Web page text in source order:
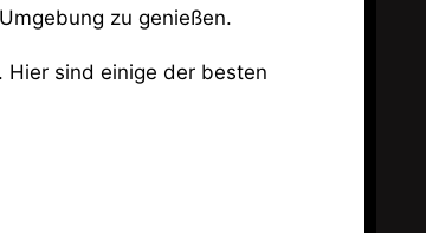
zu genießen.
Hier sind einige der besten